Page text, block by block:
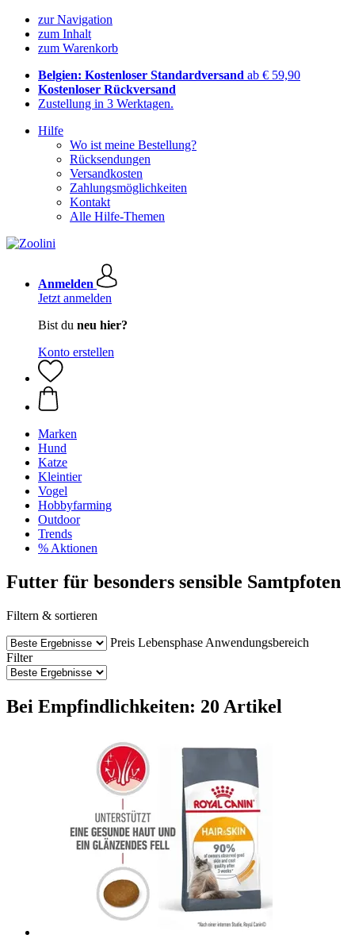
zur Navigation
zum Inhalt
zum Warenkorb
Belgien: Kostenloser Standardversand ab € 59,90
Kostenloser Rückversand
Zustellung in 3 Werktagen.
Hilfe
Wo ist meine Bestellung?
Rücksendungen
Versandkosten
Zahlungsmöglichkeiten
Kontakt
Alle Hilfe-Themen
Anmelden
Jetzt anmelden
Bist du neu hier?
Konto erstellen
Marken
Hund
Katze
Kleintier
Vogel
Hobbyfarming
Outdoor
Trends
% Aktionen
Futter für besonders sensible Samtpfoten
Filtern & sortieren
Preis Lebensphase Anwendungsbereich
Filter
Bei Empfindlichkeiten: 20 Artikel